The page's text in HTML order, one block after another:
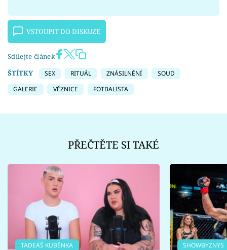
VSTOUPIT DO DISKUZE
Sdílejte článek
ŠTÍTKY
SEX RITUÁL ZNÁSILNĚNÍ
SOUD
GALERIE
VĚZNICE FOTBALISTA
PŘEČTĚTE SI TAKÉ
TADEÁŠ KUBĚNKA SHOWBYZNYS